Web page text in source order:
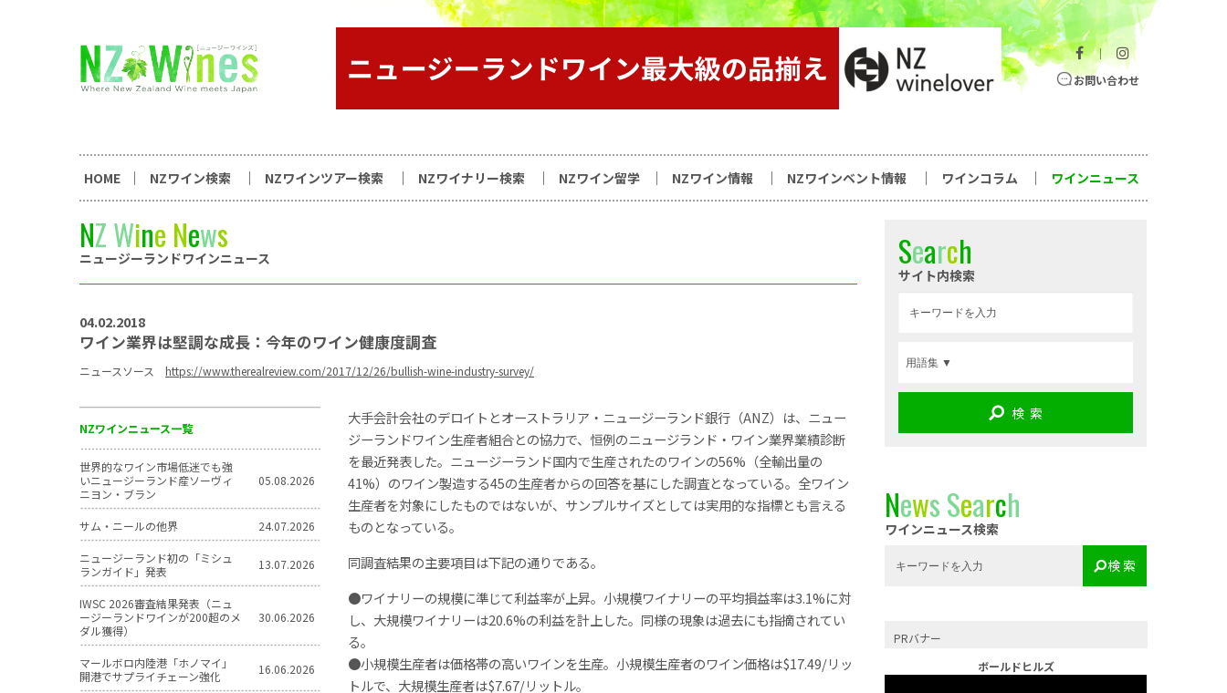
ニュージーランドワイン総合サイト
｜
お問い合わせ
HOME NZワイン検索 NZワインツアー検索 NZワイナリー検索 NZワイン留学 NZワイン情報 NZワインベント情報 ワインコラム ワインニュース
NZWine News
ニュージーランドワインニュース
04.02.2018
ワイン業界は堅調な成長：今年のワイン健康度調査
ニュースソース https://www.therealreview.com/2017/12/26/bullish-wine-industry-survey/
NZワインニュース一覧
世界的なワイン市場低迷でも強
いニュージーランド産ソーヴィ
ニヨン・ブラン
05.08.2026
サム・ニールの他界 24.07.2026
ニュージーランド初の「ミシュ
ランガイド」発表
13.07.2026
IWSC 2026審査結果発表（ニュ
ージーランドワインが200超のメ
ダル獲得）
30.06.2026
マールボロ内陸港「ホノマイ」
開港でサプライチェーン強化
16.06.2026
大手会計会社のデロイトとオーストラリア・ニュージーランド銀行（ANZ）は、ニュー
ジーランドワイン生産者組合との協力で、恒例のニュージランド・ワイン業界業績診断
を最近発表した。ニュージーランド国内で生産されたのワインの56%（全輸出量の
41%）のワイン製造する45の生産者からの回答を基にした調査となっている。全ワイン
生産者を対象にしたものではないが、サンプルサイズとしては実用的な指標とも言える
ものとなっている。
同調査結果の主要項目は下記の通りである。
●ワイナリーの規模に準じて利益率が上昇。小規模ワイナリーの平均損益率は3.1%に対
し、大規模ワイナリーは20.6%の利益を計上した。同様の現象は過去にも指摘されてい
る。
●小規模生産者は価格帯の高いワインを生産。小規模生産者のワイン価格は$17.49/リッ
トルで、大規模生産者は$7.67/リットル。
Search
サイト内検索
検 索
NewsSearch
ワインニュース検索
検 索
PRバナー
ボールドヒルズ